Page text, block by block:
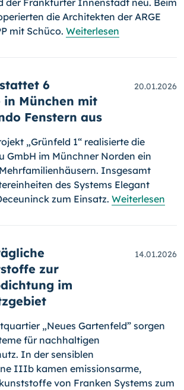
der Frankfurter Innenstadt neu. Beim
die Architekten der ARGE
mit Schüco. Weiterlesen
6
in München mit
Fenstern aus
20.01.2026
„Grünfeld 1“ realisierte die
GmbH im Münchner Norden ein
Insgesamt
des Systems Elegant
zum Einsatz. Weiterlesen
zur
im
14.01.2026
„Neues Gartenfeld” sorgen
für nachhaltigen
In der sensiblen
IIIb kamen emissionsarme,
von Franken Systems zum